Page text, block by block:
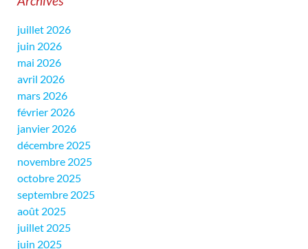
juillet 2026
juin 2026
mai 2026
avril 2026
mars 2026
février 2026
janvier 2026
décembre 2025
novembre 2025
octobre 2025
septembre 2025
août 2025
juillet 2025
juin 2025